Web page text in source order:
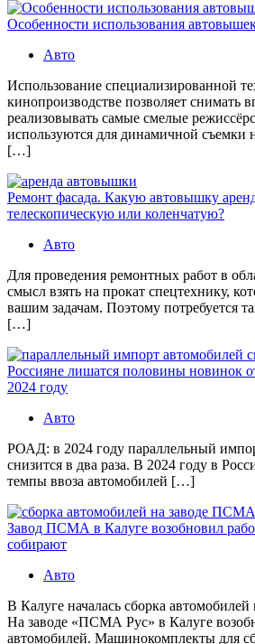
Особенности использования
Авто
Использование специализированной
кинопроизводстве позволяет снимать
реализовывать самые смелые
используются для динамичной съемки
[…]
Ремонт фасада. Какую автовышку
телескопическую или коленчатую?
Авто
Для проведения ремонтных работ в
смысл взять на прокат спецтехнику,
вашим задачам. Поэтому потребуется
[…]
Россияне лишатся половины новинок
2024 году
Авто
РОАД: в 2024 году параллельный
снизится в два раза. В 2024 году в
темпы ввоза автомобилей […]
Завод ПСМА в Калуге возобновил
собирают
Авто
В Калуге началась сборка
На заводе «ПСМА Рус» в Калуге
автомобилей. Машинокомплекты для